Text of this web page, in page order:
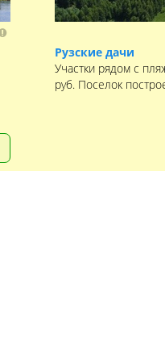
Рузские дачи
Участки рядом с
руб. Поселок